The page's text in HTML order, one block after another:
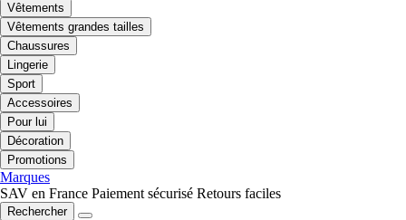
Vêtements
Vêtements grandes tailles
Chaussures
Lingerie
Sport
Accessoires
Pour lui
Décoration
Promotions
Marques
SAV en France Paiement sécurisé Retours faciles
Rechercher